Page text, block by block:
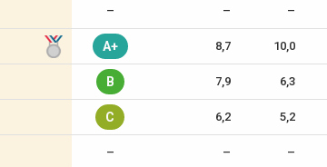
– – –
A+ 8,7 10,0
B 7,9 6,3
C 6,2 5,2
– – –